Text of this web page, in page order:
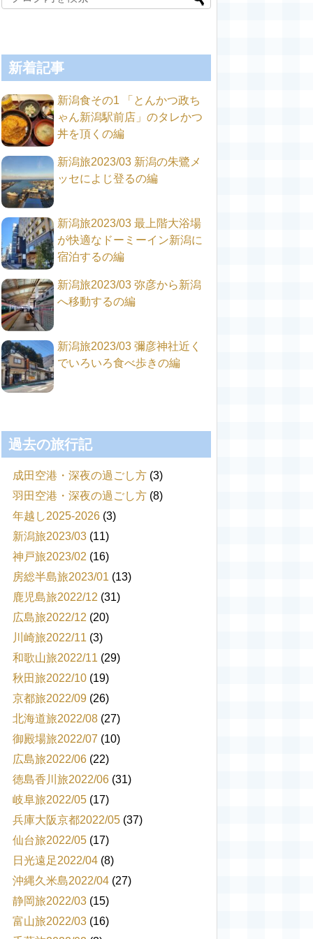
新着記事
新潟食その1 「とんかつ政ち
ゃん新潟駅前店」のタレかつ
丼を頂くの編
新潟旅2023/03 新潟の朱鷺メ
ッセによじ登るの編
新潟旅2023/03 最上階大浴場
が快適なドーミーイン新潟に
宿泊するの編
新潟旅2023/03 弥彦から新潟
へ移動するの編
新潟旅2023/03 彌彦神社近く
でいろいろ食べ歩きの編
過去の旅行記
成田空港・深夜の過ごし方 (3)
羽田空港・深夜の過ごし方 (8)
年越し2025-2026 (3)
新潟旅2023/03 (11)
神戸旅2023/02 (16)
房総半島旅2023/01 (13)
鹿児島旅2022/12 (31)
広島旅2022/12 (20)
川崎旅2022/11 (3)
和歌山旅2022/11 (29)
秋田旅2022/10 (19)
京都旅2022/09 (26)
北海道旅2022/08 (27)
御殿場旅2022/07 (10)
広島旅2022/06 (22)
徳島香川旅2022/06 (31)
岐阜旅2022/05 (17)
兵庫大阪京都2022/05 (37)
仙台旅2022/05 (17)
日光遠足2022/04 (8)
沖縄久米島2022/04 (27)
静岡旅2022/03 (15)
富山旅2022/03 (16)